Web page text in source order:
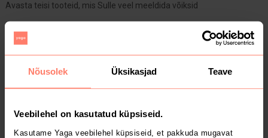
Nõusolek Üksikasjad Teave
Veebilehel on kasutatud küpsiseid.
Kasutame Yaga veebilehel küpsiseid, et pakkuda mugavat
Avasta teisi tooteid, mis Sulle veel meeldida võiksid